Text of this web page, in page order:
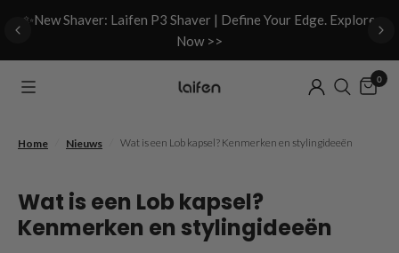
✨New Shaver: Laifen P3 Shaver | Define Your Edge. Explore
Now >>
0
Home Nieuws Wat is een Lob kapsel? Kenmerken en stylingideeën
Wat is een Lob kapsel?
Kenmerken en stylingideeën